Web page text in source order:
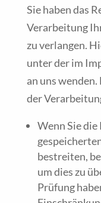
Sie haben das
Verarbeitung
zu verlangen.
unter der im
an uns
der
Wenn Sie
bestreiten,
um dies zu
Prüfung